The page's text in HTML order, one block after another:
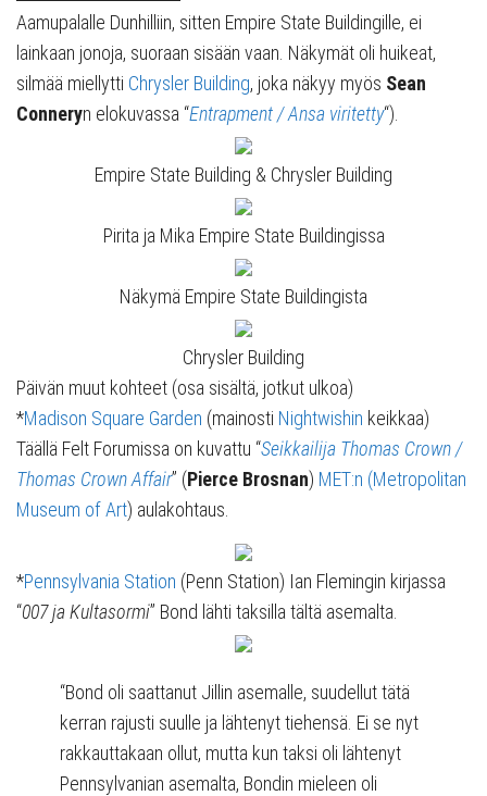
Aamupalalle Dunhilliin, sitten Empire State Buildingille, ei
lainkaan jonoja, suoraan sisään vaan. Näkymät oli huikeat,
silmää miellytti Chrysler Building, joka näkyy myös Sean
Conneryn elokuvassa “Entrapment / Ansa viritetty“).
Empire State Building & Chrysler Building
Pirita ja Mika Empire State Buildingissa
Näkymä Empire State Buildingista
Chrysler Building
Päivän muut kohteet (osa sisältä, jotkut ulkoa)
*Madison Square Garden (mainosti Nightwishin keikkaa)
Täällä Felt Forumissa on kuvattu “Seikkailija Thomas Crown /
Thomas Crown Affair” (Pierce Brosnan) MET:n (Metropolitan
Museum of Art) aulakohtaus.
*Pennsylvania Station (Penn Station) Ian Flemingin kirjassa
“007 ja Kultasormi” Bond lähti taksilla tältä asemalta.
“Bond oli saattanut Jillin asemalle, suudellut tätä
kerran rajusti suulle ja lähtenyt tiehensä. Ei se nyt
rakkauttakaan ollut, mutta kun taksi oli lähtenyt
Pennsylvanian asemalta, Bondin mieleen oli